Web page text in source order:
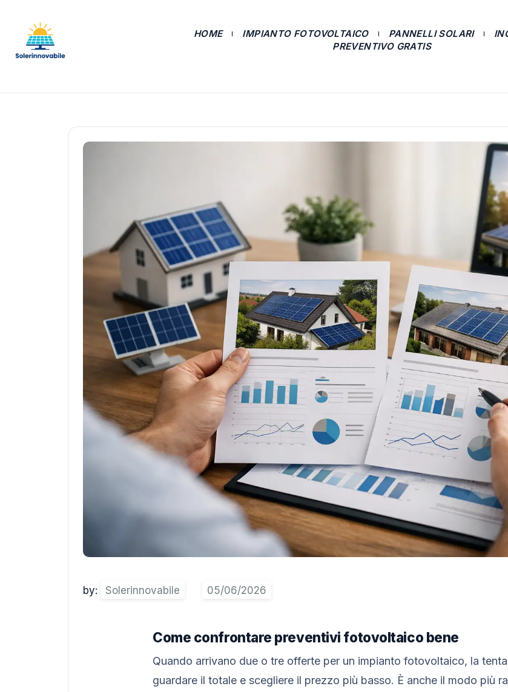
HOME IMPIANTO FOTOVOLTAICO PANNELLI SOLARI
PREVENTIVO GRATIS
by: Solerinnovabile
Come confrontare preventivi fotovoltaico bene
Quando arrivano due o tre offerte per un impianto fotovoltaico, la
guardare il totale e scegliere il prezzo più basso. È anche il modo più